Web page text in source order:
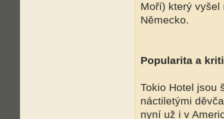
Moří) který vyšel
Německo.
Popularita a
Tokio Hotel jsou
náctiletými
nyní už i v